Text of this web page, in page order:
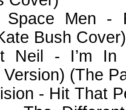
Space Men -
Bush Cover)
Neil - I’m In
(The
- Hit That